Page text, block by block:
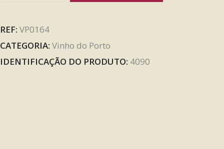
REF: VP0164
CATEGORIA: Vinho do Porto
IDENTIFICAÇÃO DO PRODUTO: 4090